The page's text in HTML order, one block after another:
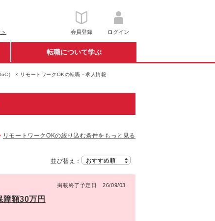
会員登録 ログイン
転職について学ぶ
） × リモートワークOKの転職・求人情報
リモートワークOKの絞り込む条件をもっと見る
並び替え：
掲載終了予定日 26/09/03
障額30万円